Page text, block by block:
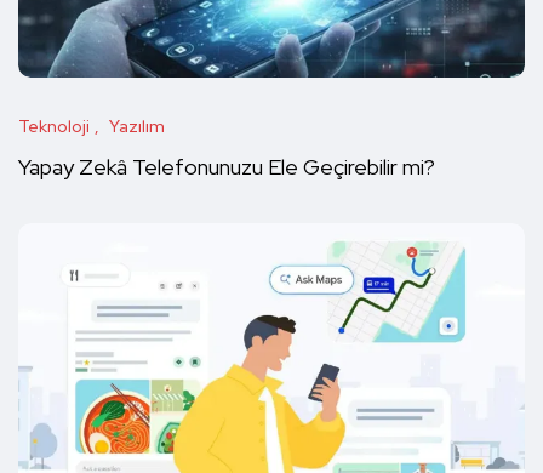
Teknoloji Yazılım
Yapay Zekâ Telefonunuzu Ele Geçirebilir mi?